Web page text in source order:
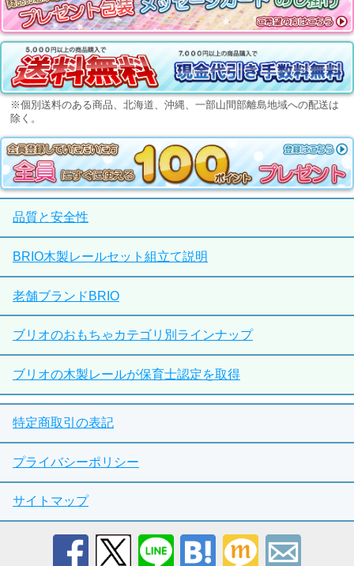
※個別送料のある商品、北海道、沖縄、一部山間部離島地域への配送は
除く。
品質と安全性
BRIO木製レールセット組立て説明
老舗ブランドBRIO
ブリオのおもちゃカテゴリ別ラインナップ
ブリオの木製レールが保育士認定を取得
特定商取引の表記
プライバシーポリシー
サイトマップ